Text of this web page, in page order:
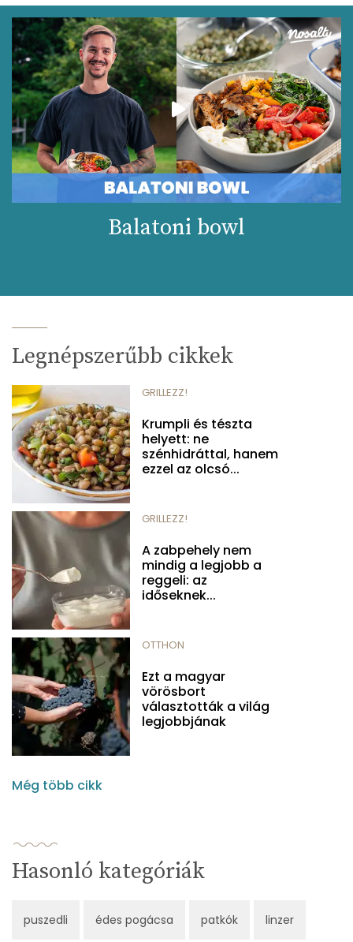
Balatoni bowl
Legnépszerűbb cikkek
GRILLEZZ!
Krumpli és tészta
helyett: ne
szénhidráttal, hanem
ezzel az olcsó...
GRILLEZZ!
A zabpehely nem
mindig a legjobb a
reggeli: az
időseknek...
OTTHON
Ezt a magyar
vörösbort
választották a világ
legjobbjának
Még több cikk
Hasonló kategóriák
puszedli édes pogácsa patkók linzer